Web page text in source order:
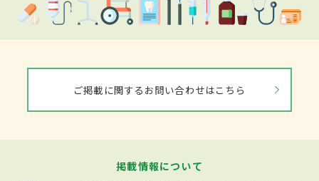
ご掲載に関するお問い合わせはこちら
掲載情報について